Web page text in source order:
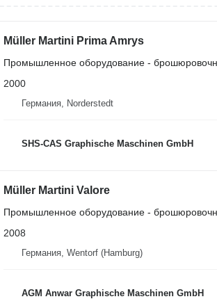
Müller Martini Prima Amrys
Промышленное оборудование -
2000
Германия, Norderstedt
SHS-CAS Graphische Maschinen GmbH
Müller Martini Valore
Промышленное оборудование -
2008
Германия, Wentorf (Hamburg)
AGM Anwar Graphische Maschinen GmbH